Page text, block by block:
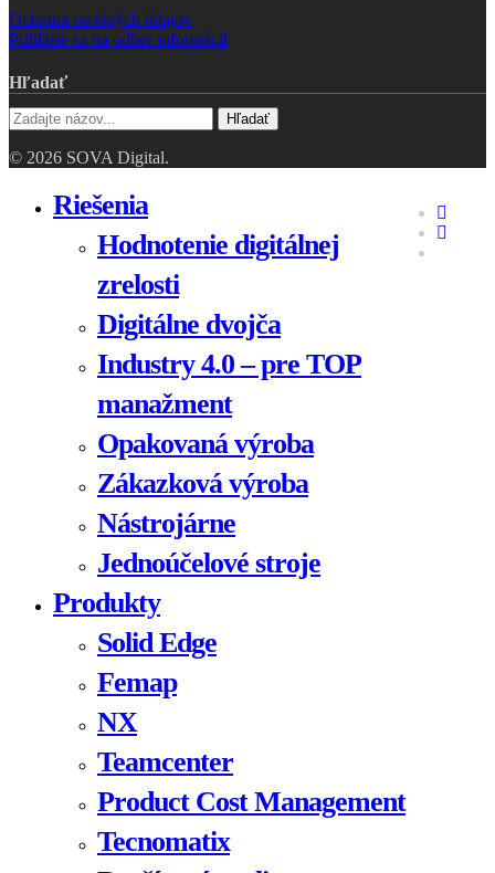
Ochrana osobných údajov
Prihláste sa na odber informácií
Hľadať
Hľadať
© 2026 SOVA Digital.
linkedin
Menu
Riešenia
Hodnotenie digitálnej
zrelosti
Digitálne dvojča
Industry 4.0 – pre TOP
manažment
Opakovaná výroba
Zákazková výroba
Nástrojárne
Jednoúčelové stroje
Produkty
Solid Edge
Femap
NX
Teamcenter
Product Cost Management
Tecnomatix